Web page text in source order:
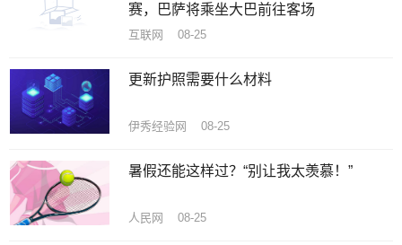
赛，巴萨将乘坐大巴前往客场
互联网 08-25
更新护照需要什么材料
伊秀经验网 08-25
暑假还能这样过？“别让我太羡慕！”
人民网 08-25